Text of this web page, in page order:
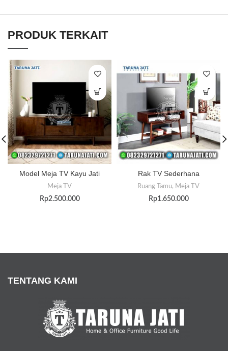
PRODUK TERKAIT
Model Meja TV Kayu Jati
Meja TV
Rp2.500.000
Rak TV Sederhana
Ruang Tamu, Meja TV
Rp1.650.000
TENTANG KAMI